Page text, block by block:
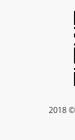
2018